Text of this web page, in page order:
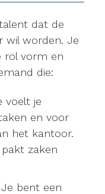
dat de
wil worden. Je
rol vorm en
die:
voelt je
en voor
het kantoor.
zaken
bent een